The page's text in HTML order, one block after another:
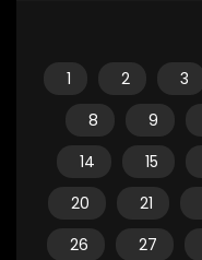
1 2 3
8
9
14
15
20
21
26
27